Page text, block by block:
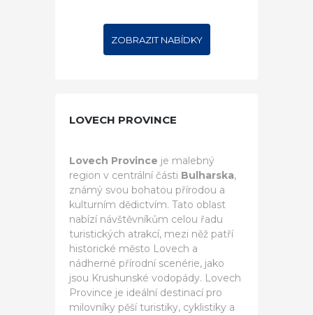
ZOBRAZIT NABÍDKY
LOVECH PROVINCE
Lovech Province je malebný
region v centrální části Bulharska,
známý svou bohatou přírodou a
kulturním dědictvím. Tato oblast
nabízí návštěvníkům celou řadu
turistických atrakcí, mezi něž patří
historické město Lovech a
nádherné přírodní scenérie, jako
jsou Krushunské vodopády. Lovech
Province je ideální destinací pro
milovníky pěší turistiky, cyklistiky a